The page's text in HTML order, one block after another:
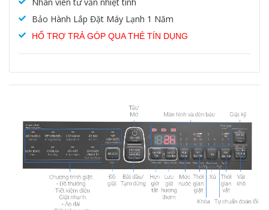
Bảo Hành Lắp Đặt Máy Lạnh 1 Năm
HỔ TRỢ TRẢ GÓP QUA THẺ TÍN DỤNG